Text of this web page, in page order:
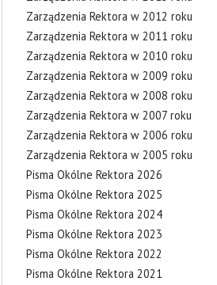
Zarządzenia Rektora w 2012 roku
Zarządzenia Rektora w 2011 roku
Zarządzenia Rektora w 2010 roku
Zarządzenia Rektora w 2009 roku
Zarządzenia Rektora w 2008 roku
Zarządzenia Rektora w 2007 roku
Zarządzenia Rektora w 2006 roku
Zarządzenia Rektora w 2005 roku
Pisma Okólne Rektora 2026
Pisma Okólne Rektora 2025
Pisma Okólne Rektora 2024
Pisma Okólne Rektora 2023
Pisma Okólne Rektora 2022
Pisma Okólne Rektora 2021